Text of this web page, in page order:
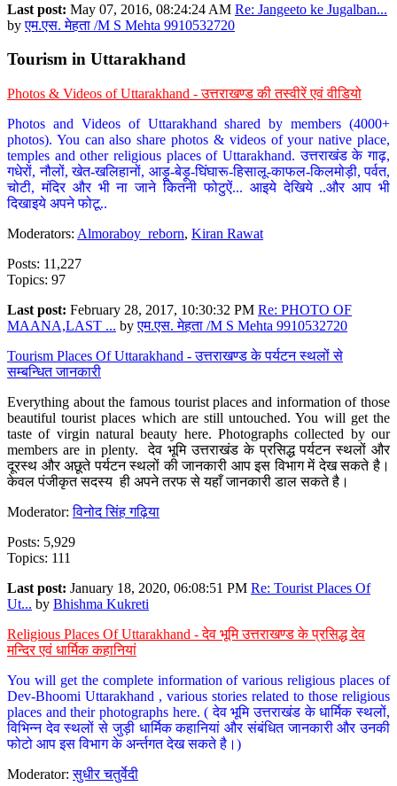
Last post: May 07, 2016, 08:24:24 AM Re: Jangeeto ke Jugalban...
byएम.एस. मेहता /M S Mehta 9910532720
Tourism in Uttarakhand
Photos & Videos of Uttarakhand - उत्तराखण्ड की तस्वीरें एवं वीडियो
Photos and Videos of Uttarakhand shared by members (4000+
photos). You can also share photos & videos of your native place,
temples and other religious places of Uttarakhand. उत्तराखंड के गाढ़,
गधेरों, नौलों, खेत-खलिहानों, आड़ू-बेड़ू-घिंघारू-हिसालू-काफल-किलमोड़ी, पर्वत,
चोटी, मंदिर और भी ना जाने कितनी फोटुऐं... आइये देखिये ..और आप भी
दिखाइये अपने फोटू..
Moderators: Almoraboy_reborn, Kiran Rawat
Posts: 11,227
Topics: 97
Last post: February 28, 2017, 10:30:32 PM Re: PHOTO OF
MAANA,LAST ... byएम.एस. मेहता /M S Mehta 9910532720
Tourism Places Of Uttarakhand - उत्तराखण्ड के पर्यटन स्थलों से
सम्बन्धित जानकारी
Everything about the famous tourist places and information of those
beautiful tourist places which are still untouched. You will get the
taste of virgin natural beauty here. Photographs collected by our
members are in plenty. देव भूमि उत्तराखंड के प्रसिद्ध पर्यटन स्थलों और
दूरस्थ और अछूते पर्यटन स्थलों की जानकारी आप इस विभाग में देख सकते है।
केवल पंजीकृत सदस्य ही अपने तरफ से यहाँ जानकारी डाल सकते है।
Moderator:विनोद सिंह गढ़िया
Posts: 5,929
Topics: 111
Last post: January 18, 2020, 06:08:51 PM Re: Tourist Places Of
Ut... by Bhishma Kukreti
Religious Places Of Uttarakhand - देव भूमि उत्तराखण्ड के प्रसिद्ध देव
मन्दिर एवं धार्मिक कहानियां
You will get the complete information of various religious places of
Dev-Bhoomi Uttarakhand , various stories related to those religious
places and their photographs here. ( देव भूमि उत्तराखंड के धार्मिक स्थलों,
विभिन्न देव स्थलों से जुड़ी धार्मिक कहानियां और संबंधित जानकारी और उनकी
फोटो आप इस विभाग के अर्न्तगत देख सकते है।)
Moderator:सुधीर चतुर्वेदी